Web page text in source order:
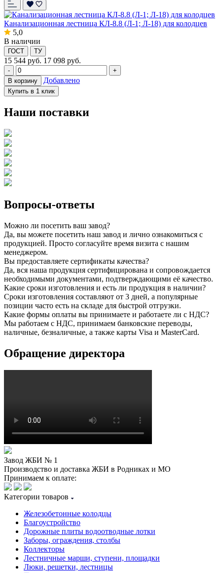
Канализационная лестница КЛ-8.8 (Л-1; Л-18) для колодцев
5,0
В наличии
ГОСТ ТУ
15 544 руб. 17 098 руб.
-
+
В корзину
Добавлено
Купить в 1 клик
Наши поставки
Вопросы-ответы
Можно ли посетить ваш завод?
Да, вы можете посетить наш завод и лично ознакомиться с
продукцией. Просто согласуйте время визита с нашим
менеджером.
Вы предоставляете сертификаты качества?
Да, вся наша продукция сертифицирована и сопровождается
необходимыми документами, подтверждающими её качество.
Какие сроки изготовления и есть ли продукция в наличии?
Сроки изготовления составляют от 3 дней, а популярные
позиции часто есть на складе для быстрой отгрузки.
Какие формы оплаты вы принимаете и работаете ли с НДС?
Мы работаем с НДС, принимаем банковские переводы,
наличные, безналичные, а также карты Visa и MasterCard.
Обращение директора
Завод ЖБИ № 1
Производство и доставка ЖБИ в Родниках и МО
Принимаем к оплате:
Категории товаров
Железобетонные колодцы
Благоустройство
Дорожные плиты водоотводные лотки
Заборы, ограждения, столбы
Коллекторы
Лестничные марши, ступени, площадки
Люки, решетки, лестницы